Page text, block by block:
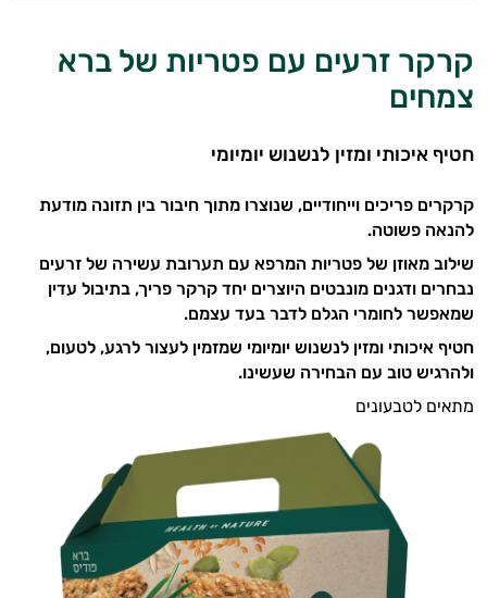
קרקר זרעים עם פטריות של ברא
צמחים
חטיף איכותי ומזין לנשנוש יומיומי
קרקרים פריכים וייחודיים, שנוצרו מתוך חיבור בין תזונה מודעת
להנאה פשוטה.
שילוב מאוזן של פטריות המרפא עם תערובת עשירה של זרעים
נבחרים ודגנים מונבטים היוצרים יחד קרקר פריך, בתיבול עדין
שמאפשר לחומרי הגלם לדבר בעד עצמם.
חטיף איכותי ומזין לנשנוש יומיומי שמזמין לעצור לרגע, לטעום,
ולהרגיש טוב עם הבחירה שעשינו.
מתאים לטבעונים